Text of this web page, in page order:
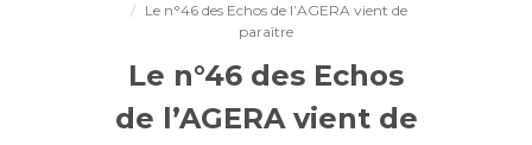
Le n°46 des Echos de l’AGERA vient de
paraître
Le n°46 des Echos
de l’AGERA vient de